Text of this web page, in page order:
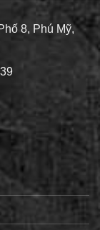
8, Phú Mỹ,